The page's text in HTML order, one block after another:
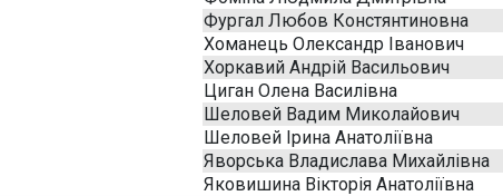
Фургал Любов Констянтиновна
Хоманець Олександр Іванович
Хоркавий Андрій Васильович
Циган Олена Василівна
Шеловей Вадим Миколайович
Шеловей Ірина Анатоліївна
Яворська Владислава Михайлівна
Яковишина Вікторія Анатоліївна